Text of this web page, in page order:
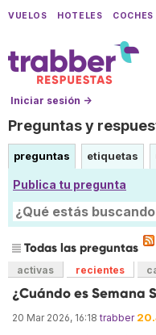
VUELOS HOTELES COCHES
Iniciar sesión →
Preguntas y
preguntas etiquetas
Publica tu pregunta
Todas las preguntas
activas recientes
¿Cuándo es Semana
20 Mar 2026, 16:18 trabber